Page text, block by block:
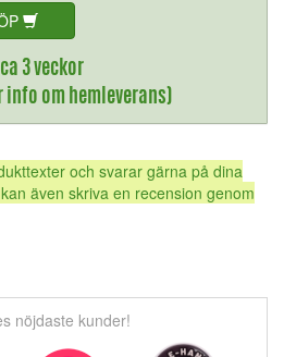
3 veckor
om hemleverans)
och svarar gärna på dina
även skriva en recension genom
nöjdaste kunder!